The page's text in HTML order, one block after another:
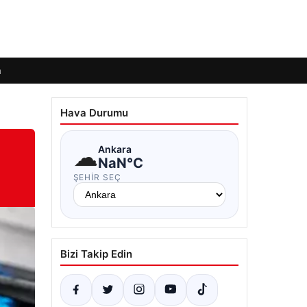
Hava Durumu
☁Ankara
NaN°C
ŞEHIR SEÇ
Bizi Takip Edin